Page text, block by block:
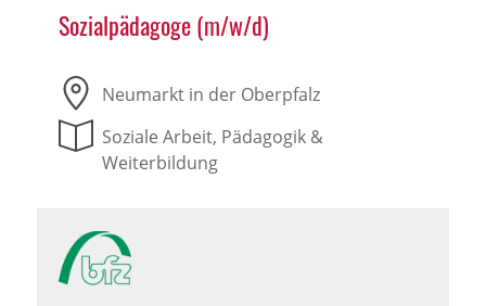
Sozialpädagoge (m/w/d)
Neumarkt in der Oberpfalz
Soziale Arbeit, Pädagogik &
Weiterbildung